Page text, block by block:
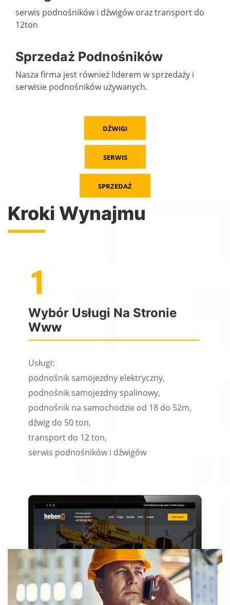
serwis podnośników i dźwigów oraz transport do
12ton
Sprzedaż Podnośników
Nasza firma jest również liderem w sprzedaży i
serwisie podnośników używanych.
DŹWIGI
SERWIS
SPRZEDAŻ
Kroki Wynajmu
Wybór Usługi Na Stronie
Www
Usługi:
podnośnik samojezdny elektryczny,
podnośnik samojezdny spalinowy,
podnośnik na samochodzie od 18 do 52m,
dźwig do 50 ton,
transport do 12 ton,
serwis podnośników i dźwigów